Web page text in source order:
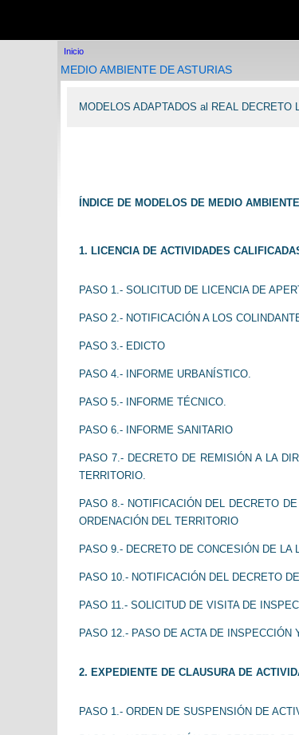
Modelos de expedientes
Consultoría jurídica
Expediente Electrónico
GesDoc: Gestión de documentos
PDP: Protección de datos
informatizados
Inicio
MEDIO AMBIENTE DE ASTURIAS
MODELOS ADAPTADOS al REAL
ÍNDICE DE MODELOS DE MEDIO
1. LICENCIA DE ACTIVIDADES
PASO 1.- SOLICITUD DE LICENCIA DE
PASO 2.- NOTIFICACIÓN A LOS
PASO 3.- EDICTO
PASO 4.- INFORME URBANÍSTICO.
PASO 5.- INFORME TÉCNICO.
PASO 6.- INFORME SANITARIO
PASO 7.- DECRETO DE REMISIÓN A LA
TERRITORIO.
PASO 8.- NOTIFICACIÓN DEL DECRETO
ORDENACIÓN DEL TERRITORIO
PASO 9.- DECRETO DE CONCESIÓN DE LA
PASO 10.- NOTIFICACIÓN DEL DECRETO
PASO 11.- SOLICITUD DE VISITA DE
PASO 12.- PASO DE ACTA DE INSPECCIÓN
2. EXPEDIENTE DE CLAUSURA DE
PASO 1.- ORDEN DE SUSPENSIÓN DE